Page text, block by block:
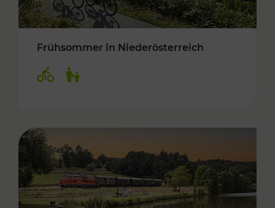
Frühsommer in Niederösterreich